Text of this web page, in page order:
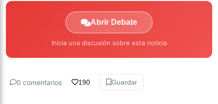
Abrir Debate
Inicia una discusión sobre esta noticia
0 comentarios 190 Guardar